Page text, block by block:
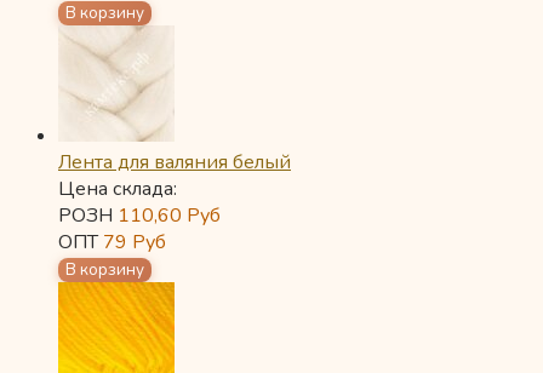
Лента для валяния белый
Цена склада:
РОЗН 110,60 Руб
ОПТ79 Руб